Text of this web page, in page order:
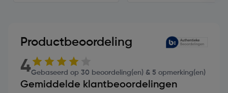
Productbeoordeling
4Gebaseerd op 30 beoordeling(en) & 5 opmerking(en)
Gemiddelde klantbeoordelingen